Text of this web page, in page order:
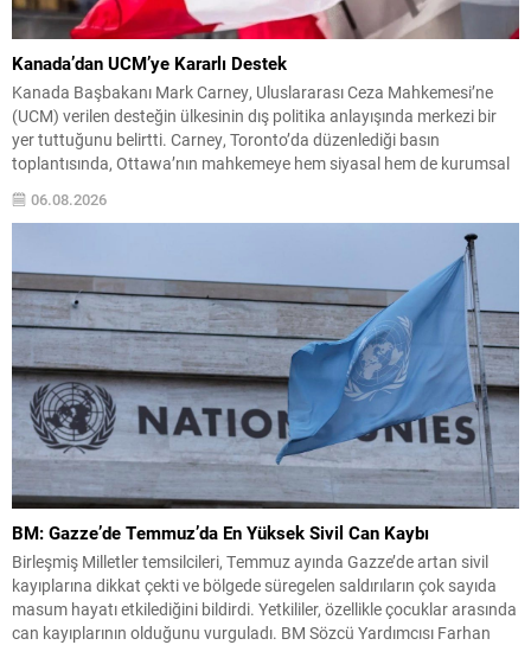
Kanada’dan UCM’ye Kararlı Destek
Kanada Başbakanı Mark Carney, Uluslararası Ceza Mahkemesi’ne
(UCM) verilen desteğin ülkesinin dış politika anlayışında merkezi bir
yer tuttuğunu belirtti. Carney, Toronto’da düzenlediği basın
toplantısında, Ottawa’nın mahkemeye hem siyasal hem de kurumsal
düzeyde katkı sağlamaya devam edeceğini söyledi. Carney, küresel
arenadaki gerilimlerin artmasıyla birlikte UCM’nin sorumluluklarının
06.08.2026
BM: Gazze’de Temmuz’da En Yüksek Sivil Can Kaybı
Birleşmiş Milletler temsilcileri, Temmuz ayında Gazze’de artan sivil
kayıplarına dikkat çekti ve bölgede süregelen saldırıların çok sayıda
masum hayatı etkilediğini bildirdi. Yetkililer, özellikle çocuklar arasında
can kayıplarının olduğunu vurguladı. BM Sözcü Yardımcısı Farhan